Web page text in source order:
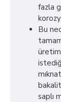
fazla
Bu
saplı